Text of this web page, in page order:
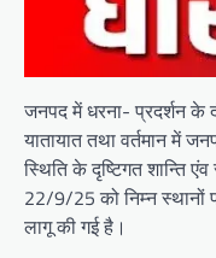
जनपद में धरना- प्रदर्शन के
यातायात तथा वर्तमान में
स्थिति के दृष्टिगत शान्ति
22/9/25 को निम्न स्थानों
लागू की गई है।